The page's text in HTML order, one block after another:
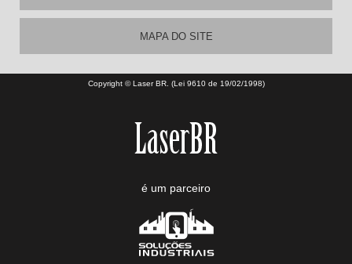
MAPA DO SITE
Copyright © Laser BR. (Lei 9610 de 19/02/1998)
é um parceiro